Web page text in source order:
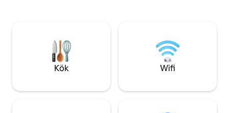
och 10 minuter från Casino Barrière.
för att utforska
njuta av livet i det
Kök Wifi